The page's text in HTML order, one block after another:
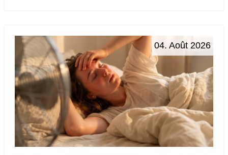
04. Août 2026